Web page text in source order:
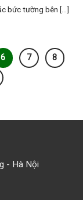
bức tường bên [...]
6 7
8
- Hà Nội